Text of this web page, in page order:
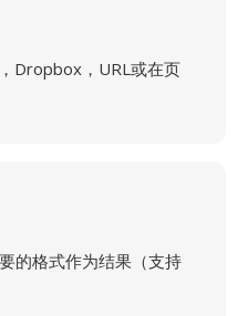
Dropbox，URL或在页
的格式作为结果（支持